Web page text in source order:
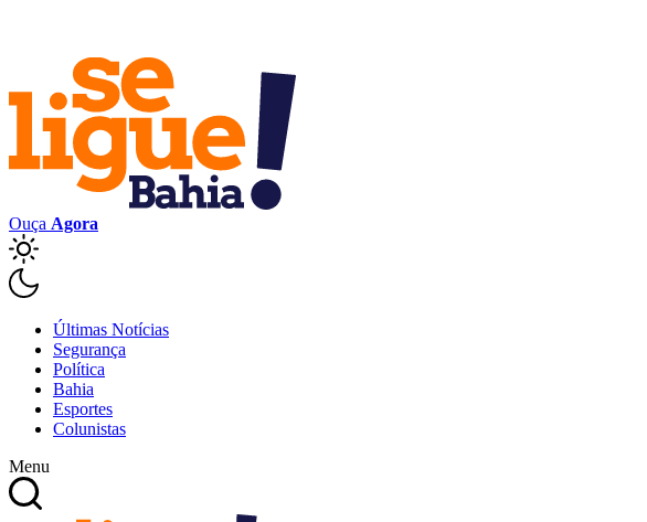
Ouça Agora
Últimas Notícias
Segurança
Política
Bahia
Esportes
Colunistas
Menu